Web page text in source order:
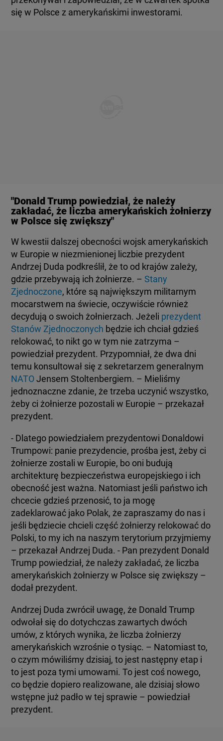
się w Polsce z amerykańskimi inwestorami.
"Donald Trump powiedział, że należy
zakładać, że liczba amerykańskich żołnierzy
w Polsce się zwiększy"
W kwestii dalszej obecności wojsk amerykańskich
w Europie w niezmienionej liczbie prezydent
Andrzej Duda podkreślił, że to od krajów zależy,
gdzie przebywają ich żołnierze. –Stany
Zjednoczone, które są największym militarnym
mocarstwem na świecie, oczywiście również
decydują o swoich żołnierzach. Jeżeli prezydent
Stanów Zjednoczonych będzie ich chciał gdzieś
relokować, to nikt go w tym nie zatrzyma –
powiedział prezydent. Przypomniał, że dwa dni
temu konsultował się z sekretarzem generalnym
NATOJensem Stoltenbergiem. – Mieliśmy
jednoznaczne zdanie, że trzeba uczynić wszystko,
żeby ci żołnierze pozostali w Europie – przekazał
prezydent.
- Dlatego powiedziałem prezydentowi Donaldowi
Trumpowi: panie prezydencie, prośba jest, żeby ci
żołnierze zostali w Europie, bo oni budują
architekturę bezpieczeństwa europejskiego i ich
obecność jest ważna. Natomiast jeśli państwo ich
chcecie gdzieś przenosić, to ja mogę
zadeklarować jako Polak, że zapraszamy do nas i
jeśli będziecie chcieli część żołnierzy relokować do
Polski, to my ich na naszym terytorium przyjmiemy
– przekazał Andrzej Duda. - Pan prezydent Donald
Trump powiedział, że należy zakładać, że liczba
amerykańskich żołnierzy w Polsce się zwiększy –
dodał prezydent.
Andrzej Duda zwrócił uwagę, że Donald Trump
odwołał się do dotychczas zawartych dwóch
umów, z których wynika, że liczba żołnierzy
amerykańskich wzrośnie o tysiąc. – Natomiast to,
o czym mówiliśmy dzisiaj, to jest następny etap i
to jest poza tymi umowami. To jest coś nowego,
co będzie dopiero realizowane, ale dzisiaj słowo
wstępne już padło w tej sprawie – powiedział
prezydent.